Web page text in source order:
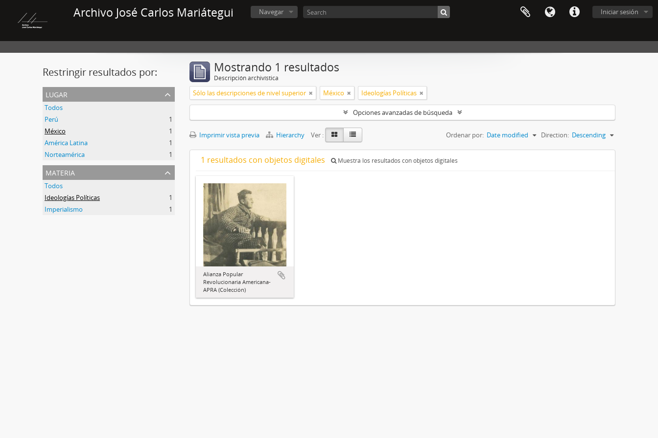
Archivo José Carlos Mariátegui Iniciar sesión
Navegar
Restringir resultados por:
lugar
Todos
Perú
1
México
1
América Latina
1
Norteamérica
1
materia
Todos
Ideologías Políticas
1
Imperialismo
1
Mostrando 1 resultados
Descripción archivística
Sólo las descripciones de nivel superior México Ideologías Políticas
Opciones avanzadas de búsqueda
Imprimir vista previa Hierarchy Ver : Ordenar por: Date modified Direction: Descending
1 resultados con objetos digitales Muestra los resultados con objetos digitales
Alianza Popular
Revolucionaria Americana-
APRA (Colección)